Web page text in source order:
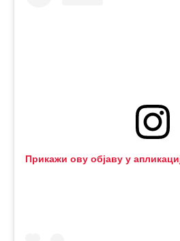
Прикажи ову објаву у